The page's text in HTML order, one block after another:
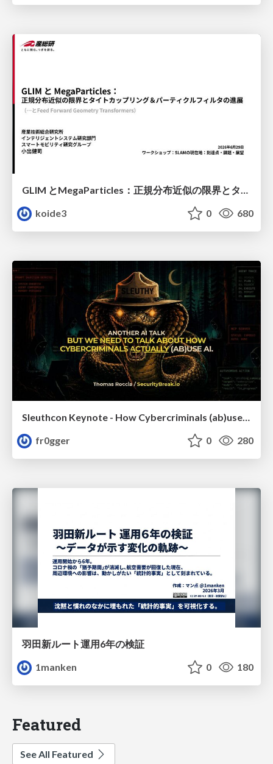
GLIM とMegaParticles：正規分布近似の限界とタイトカップリング＆パーティクルフィルタの進展 / GLIM and MegaParticles : Progress of the distribution representation in SLAM
koide3
0 680
fr0gger
0 280
羽田新ルート運用6年の検証
1manken
0 180
Featured
See All Featured